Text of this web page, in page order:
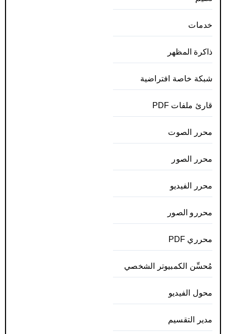
خدمات
ذاكرة المظهر
شبكة خاصة افتراضية
قارئ ملفات PDF
محرر الصوت
محرر الصور
محرر الفيديو
محررو الصور
محرري PDF
مُحسِّن الكمبيوتر الشخصي
محول الفيديو
مدير التقسيم